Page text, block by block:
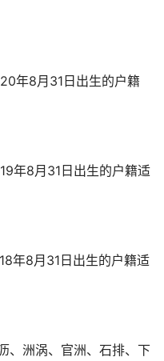
年8月31日出生的户籍
年8月31日出生的户籍适
年8月31日出生的户籍适
、洲涡、官洲、石排、下